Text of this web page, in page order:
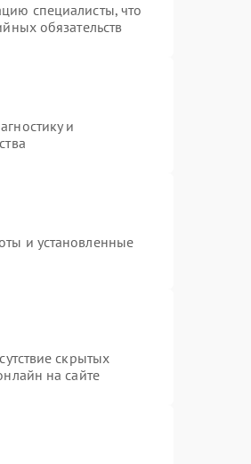
специалисты, что
обязательств
и
и установленные
скрытых
на сайте